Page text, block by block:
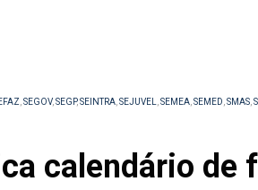
,SEGOV,SEGP,SEINTRA,SEJUVEL,SEMEA,SEMED,SMAS,
calendário